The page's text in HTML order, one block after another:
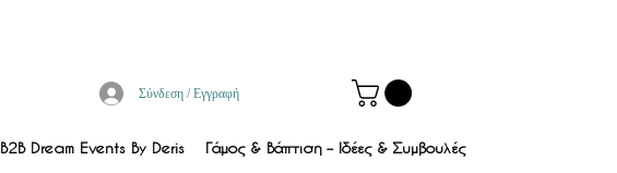
Σύνδεση / Εγγραφή
B2B Dream Events By Deris Γάμος & Βάπτιση – Ιδέες & Συμβουλές